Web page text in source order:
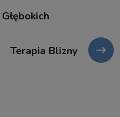
Terapia Blizny